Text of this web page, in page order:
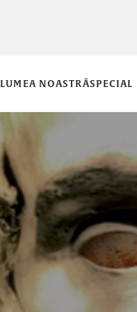
LUMEA NOASTRĂSPECIAL